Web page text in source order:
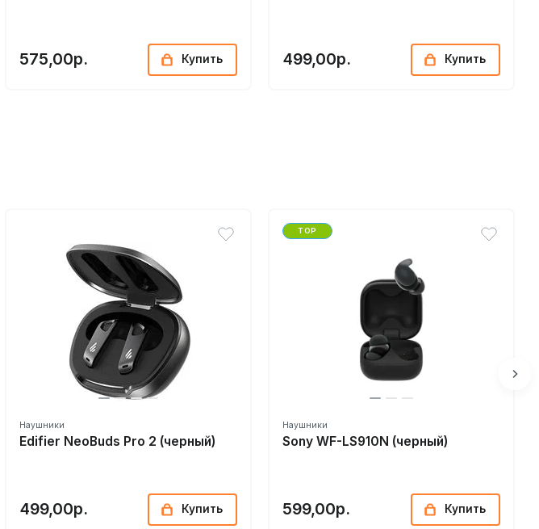
575,00р. Купить 499,00р. Купить
Наушники
Edifier NeoBuds Pro 2 (черный)
499,00р. Купить
TOP
Наушники
Sony WF-LS910N (черный)
599,00р. Купить